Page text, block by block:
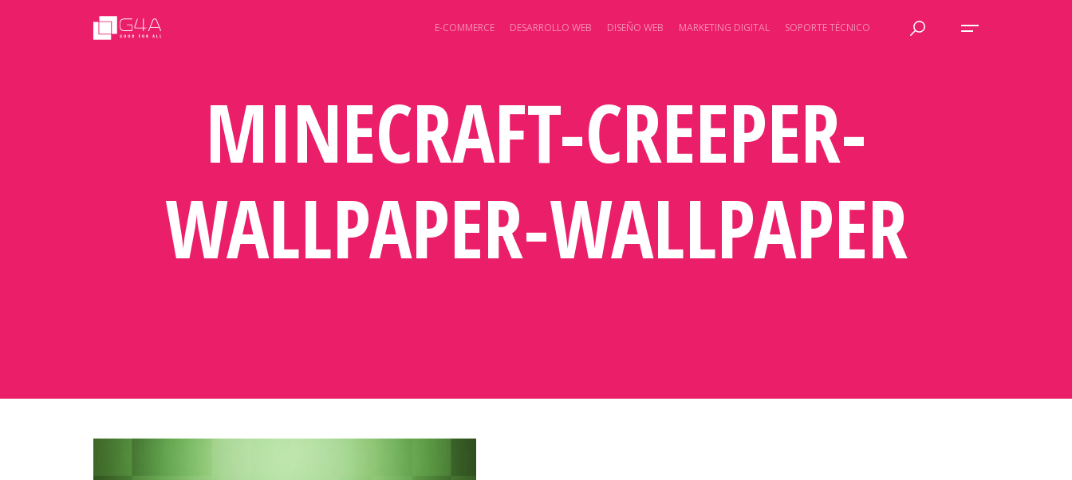
E-COMMERCE DESARROLLO WEB DISEÑO WEB MARKETING DIGITAL SOPORTE TÉCNICO
MINECRAFT-CREEPER-
WALLPAPER-WALLPAPER